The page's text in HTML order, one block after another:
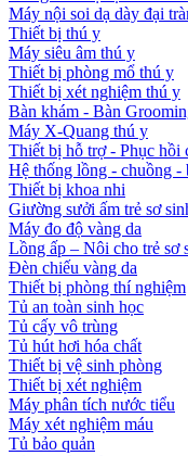
Máy nội soi dạ dày đại
Thiết bị thú y
Máy siêu âm thú y
Thiết bị phòng mổ thú y
Thiết bị xét nghiệm thú y
Bàn khám - Bàn
Máy X-Quang thú y
Thiết bị hỗ trợ - Phục hồi
Hệ thống lồng - chuồng -
Thiết bị khoa nhi
Giường sưởi ấm trẻ sơ
Máy đo độ vàng da
Lồng ấp – Nôi cho trẻ sơ
Đèn chiếu vàng da
Thiết bị phòng thí nghiệm
Tủ an toàn sinh học
Tủ cấy vô trùng
Tủ hút hơi hóa chất
Thiết bị vệ sinh phòng
Thiết bị xét nghiệm
Máy phân tích nước tiểu
Máy xét nghiệm máu
Tủ bảo quản